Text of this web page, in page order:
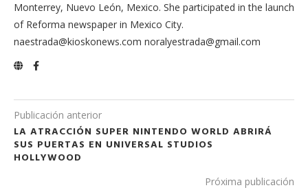
Monterrey, Nuevo León, Mexico. She participated in the launch
of Reforma newspaper in Mexico City.
naestrada@kioskonews.com noralyestrada@gmail.com
Publicación anterior
LA ATRACCIÓN SUPER NINTENDO WORLD ABRIRÁ
SUS PUERTAS EN UNIVERSAL STUDIOS
HOLLYWOOD
Próxima publicación